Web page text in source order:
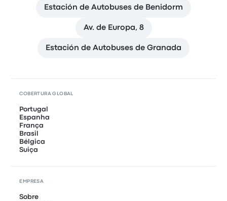
Estación de Autobuses de Benidorm
Av. de Europa, 8
Estación de Autobuses de Granada
COBERTURA GLOBAL
Portugal
Espanha
França
Brasil
Bélgica
Suiça
EMPRESA
Sobre